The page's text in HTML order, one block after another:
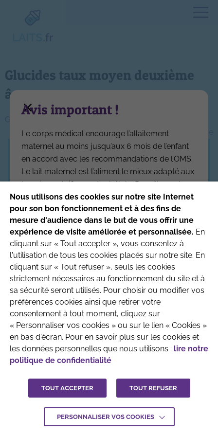
Glucides taux moyen deuxième
âge
Navigation
l’article
Glucides taux moyen premier âge
Glucides taux moyen croissance
Ce site respecte les principes de la charte
HONcode.
Site produit par l’Association
Française de Pédiatrie Ambulatoire
Recherche & Développement
QUI SOMMES-NOUS MENTIONS LÉGALES
CONTACTEZ-NOUS
CRÉDITS :LA JUNGLE
Avis important !
Le corps médical encourage l’allaitement
maternel au moins jusqu’aux 6 mois de l’enfant
en accord avec les recommandations de l’OMS.
Le lait maternel est l’aliment le mieux adapté aux
besoins spécifiques des bébés. Par ailleurs, la
réglementation interdit aux industriels de
l’alimentation infantile de communiquer sur leurs
produits destinés aux nourrissons jusqu’à l’âge
de 6 mois.
Parlez avec votre pédiatre ou le professionnel
de santé qui prend en charge votre enfant
avant toute prise de décision.
J'ai compris
Nous utilisons des cookies sur notre site Internet
pour son bon fonctionnement et à des fins de
mesure d'audience dans le but de vous offrir une
expérience de visite améliorée et personnalisée. En
cliquant sur « Tout accepter », vous consentez à
l'utilisation de tous les cookies placés sur notre site. En
cliquant sur « Tout refuser », seuls les cookies
strictement nécessaires au fonctionnement du site et à
sa sécurité seront utilisés. Pour choisir ou modifier vos
préférences cookies ainsi que retirer votre
consentement à tout moment, cliquez sur
« Personnaliser vos cookies » ou sur le lien « Cookies »
en bas d'écran. Pour en savoir plus sur les cookies et
les données personnelles que nous utilisons : lire notre
politique de confidentialité
TOUT ACCEPTER TOUT REFUSER
PERSONNALISER VOS COOKIES